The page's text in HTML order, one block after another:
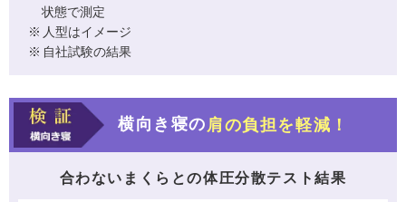
状態で測定
人型はイメージ
自社試験の結果
横向き寝の 肩の負担を軽減！
合わないまくらとの体圧分散テスト結果